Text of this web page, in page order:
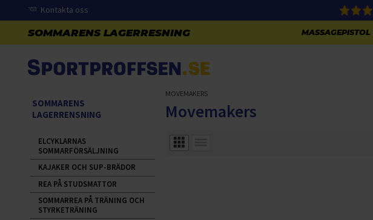
Kontakta oss
MASSAGEPISTOL
MOVEMAKERS
Movemakers
SOMMARENS
LAGERRENSNING
ELCYKLARNAS
SOMMARFÖRSÄLJNING
KAJAKER OCH SUP-BRÄDOR
REA PÅ STUDSMATTOR
SOMMARREA PÅ TRÄNING OCH
STYRKETRÄNING